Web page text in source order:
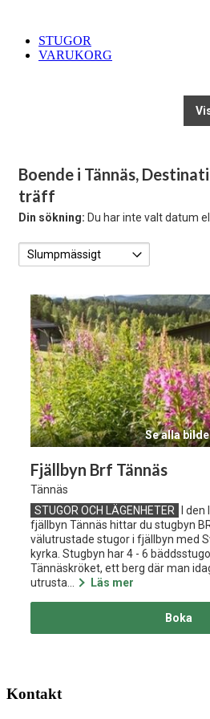
STUGOR
VARUKORG
Boende i Tännäs,
träff
Din sökning: Du har inte valt datum
Fjällbyn Brf Tännäs
Tännäs
STUGOR OCH LÄGENHETER
I
fjällbyn Tännäs hittar du stugbyn
välutrustade stugor i fjällbyn med
kyrka. Stugbyn har 4 - 6
Tännäskröket, ett berg där man
utrusta...
Läs mer
Boka
Se alla
Kontakt